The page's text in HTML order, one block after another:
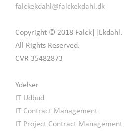
falckekdahl@falckekdahl.dk
Copyright © 2018 Falck||Ekdahl.
All Rights Reserved.
CVR 35482873
Ydelser
IT Udbud
IT Contract Management
IT Project Contract Management